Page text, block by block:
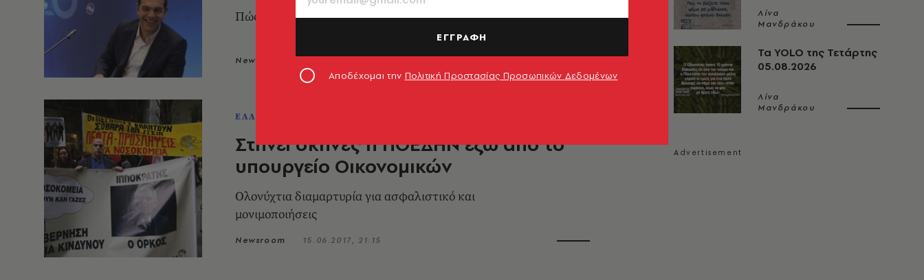
Πώς έγιναν «9.000» οι προσλήψεις
Newsroom
ΕΛΛΑΔΑ
Στήνει σκηνές η ΠΟΕΔΗΝ έξω από το
υπουργείο Οικονομικών
Ολονύχτια διαμαρτυρία για ασφαλιστικό και
μονιμοποιήσεις
Newsroom 15.06.2017, 21:15
Λίνα
Μανδράκου
Τα YOLO της Τετάρτης
05.08.2026
Λίνα
Μανδράκου
ΕΓΓΡΑΦΗ
Αποδέχομαι την Πολιτική Προστασίας Προσωπικών Δεδομένων